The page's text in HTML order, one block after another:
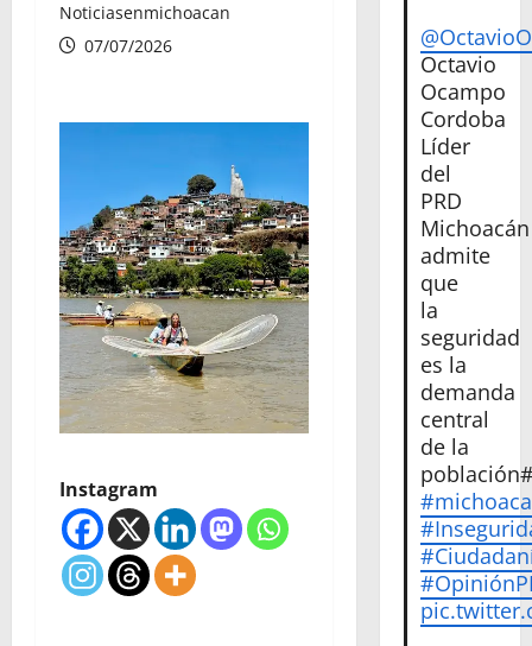
Noticiasenmichoacan
07/07/2026
Instagram
Octavio
Ocampo
Cordoba
Líder
del
PRD
Michoacán
admite
que
la
seguridad
es la
demanda
central
de la